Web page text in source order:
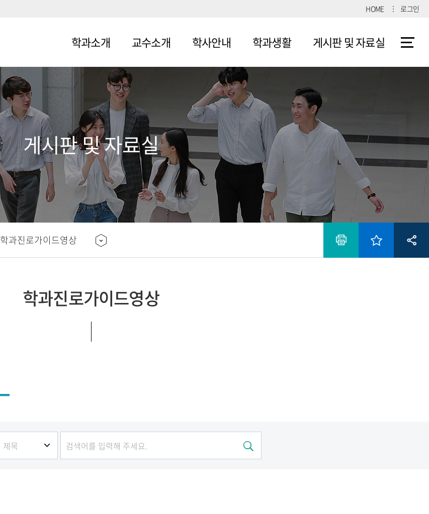
HOME 로그인
학과소개
소개
교육목표
연혁
목표 양성
인력
졸업후 진로
관련 자격증
오시는 길
교수소개
교수소개
학사안내
교육과정
교과목
로드맵
학사일정
학과생활
학과활동
동아리
게시판 및 자료실
커뮤니티
자료실
게시판 및 자료실
학과진로가이드영상
학과진로가이드영상